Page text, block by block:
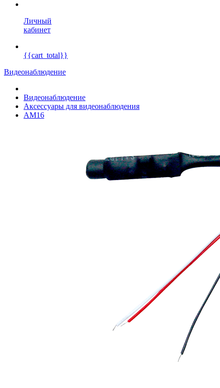
Личный
кабинет
{{cart_total}}
Видеонаблюдение
Видеонаблюдение
Аксессуары для видеонаблюдения
AM16